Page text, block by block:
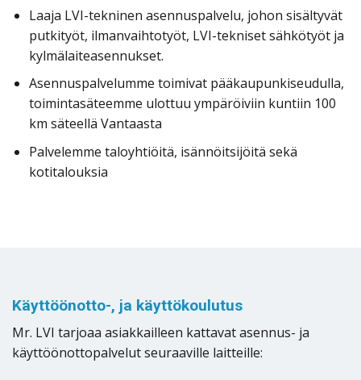
Laaja LVI-tekninen asennuspalvelu, johon sisältyvät
putkityöt, ilmanvaihtotyöt, LVI-tekniset sähkötyöt ja
kylmälaiteasennukset.
Asennuspalvelumme toimivat pääkaupunkiseudulla,
toimintasäteemme ulottuu ympäröiviin kuntiin 100
km säteellä Vantaasta
Palvelemme taloyhtiöitä, isännöitsijöitä sekä
kotitalouksia
Käyttöönotto-, ja käyttökoulutus
Mr. LVI tarjoaa asiakkailleen kattavat asennus- ja
käyttöönottopalvelut seuraaville laitteille: